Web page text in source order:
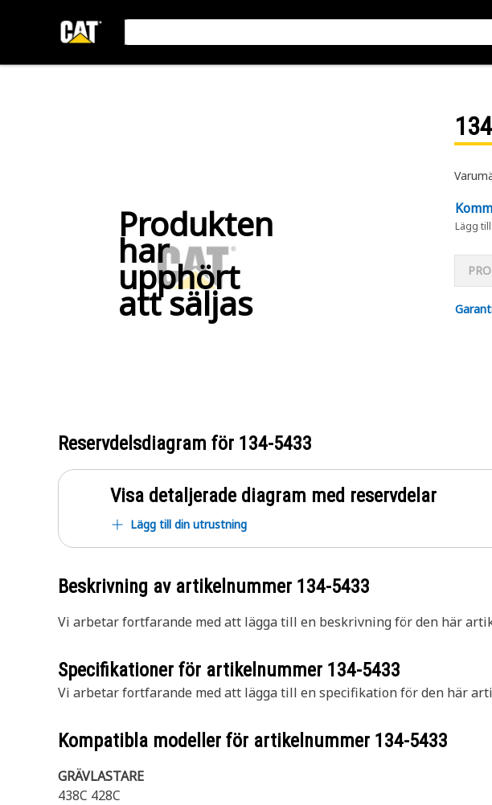
Produkten
har
upphört
att säljas
Lägg
Reservdelsdiagram för 134-5433
Visa detaljerade diagram med reservdelar
Lägg till din utrustning
Beskrivning av artikelnummer 134-5433
Vi arbetar fortfarande med att lägga till en beskrivning för den här
Specifikationer för artikelnummer 134-5433
Vi arbetar fortfarande med att lägga till en specifikation för den här
Kompatibla modeller för artikelnummer 134-5433
GRÄVLASTARE
438C 428C